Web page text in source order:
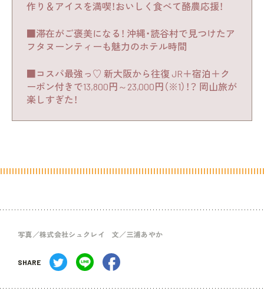
作り＆アイスを満喫！おいしく食べて酪農応援！
■滞在がご褒美になる！ 沖縄・読谷村で見つけたア
フタヌーンティーも魅力のホテル時間
■コスパ最強っ♡ 新大阪から往復 JR＋宿泊＋ク
ーポン付きで13,800円～23,000円（※1）！？ 岡山旅が
楽しすぎた！
写真／株式会社シュクレイ 文／三浦あやか
SHARE